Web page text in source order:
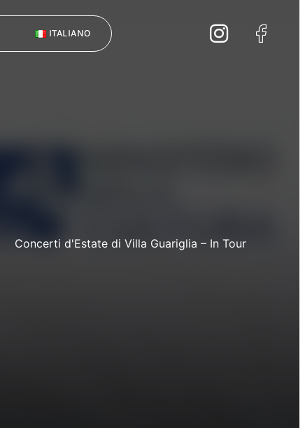
ITALIANO
Concerti d'Estate di Villa Guariglia – In Tour